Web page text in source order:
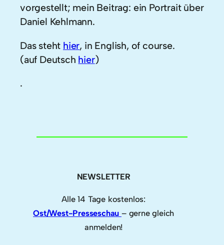
vorgestellt; mein Beitrag: ein Portrait über
Daniel Kehlmann.
Das steht hier, in English, of course.
(auf Deutsch hier)
.
NEWSLETTER
Alle 14 Tage kostenlos:
Ost/West-Presseschau – gerne gleich
anmelden!